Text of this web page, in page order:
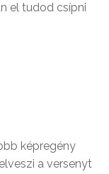
el tudod csípni
képregény
a versenyt